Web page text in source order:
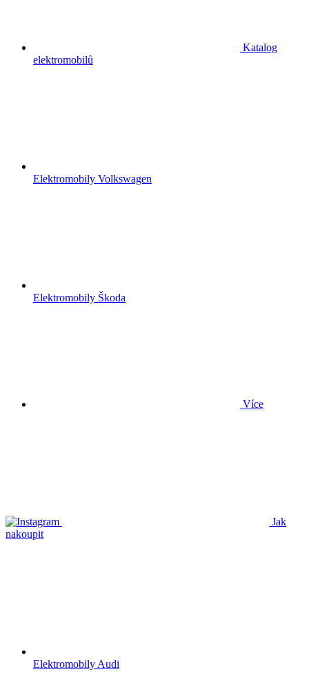
Katalog
elektromobilů
Elektromobily Volkswagen
Elektromobily Škoda
Více
Jak
nakoupit
Elektromobily Audi